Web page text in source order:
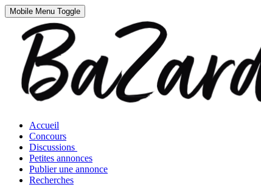
Mobile Menu Toggle
Accueil
Concours
Discussions
Petites annonces
Publier une annonce
Recherches